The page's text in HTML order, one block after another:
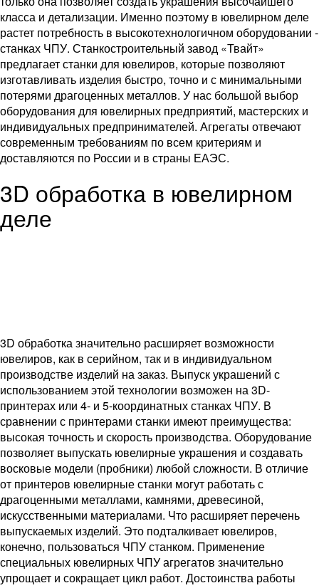
класса и детализации. Именно поэтому в ювелирном деле
растет потребность в высокотехнологичном оборудовании -
станках ЧПУ. Станкостроительный завод «Твайт»
предлагает станки для ювелиров, которые позволяют
изготавливать изделия быстро, точно и с минимальными
потерями драгоценных металлов. У нас большой выбор
оборудования для ювелирных предприятий, мастерских и
индивидуальных предпринимателей. Агрегаты отвечают
современным требованиям по всем критериям и
доставляются по России и в страны ЕАЭС.
3D обработка в ювелирном
деле
3D обработка значительно расширяет возможности
ювелиров, как в серийном, так и в индивидуальном
производстве изделий на заказ. Выпуск украшений с
использованием этой технологии возможен на 3D-
принтерах или 4- и 5-координатных станках ЧПУ. В
сравнении с принтерами станки имеют преимущества:
высокая точность и скорость производства. Оборудование
позволяет выпускать ювелирные украшения и создавать
восковые модели (пробники) любой сложности. В отличие
от принтеров ювелирные станки могут работать с
драгоценными металлами, камнями, древесиной,
искусственными материалами. Что расширяет перечень
выпускаемых изделий. Это подталкивает ювелиров,
конечно, пользоваться ЧПУ станком. Применение
специальных ювелирных ЧПУ агрегатов значительно
упрощает и сокращает цикл работ. Достоинства работы